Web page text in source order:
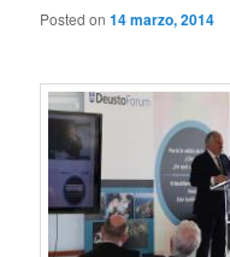
Posted on 14 marzo, 2014